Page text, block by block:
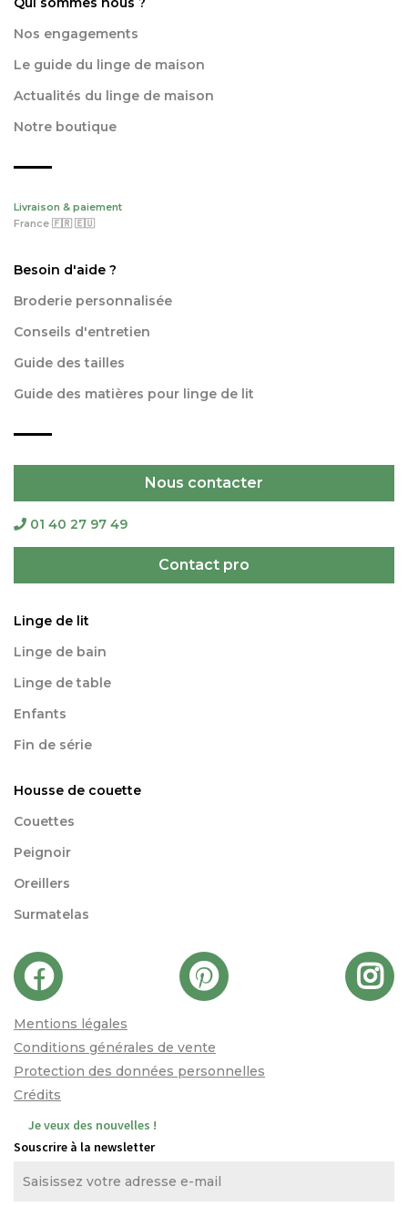
Nos engagements
Le guide du linge de maison
Actualités du linge de maison
Notre boutique
Livraison & paiement
France 🇫🇷 🇪🇺
Besoin d'aide ?
Broderie personnalisée
Conseils d'entretien
Guide des tailles
Guide des matières pour linge de lit
Nous contacter
01 40 27 97 49
Contact pro
Linge de lit
Linge de bain
Linge de table
Enfants
Fin de série
Housse de couette
Couettes
Peignoir
Oreillers
Surmatelas
Mentions légales
Conditions générales de vente
Protection des données personnelles
Crédits
Je veux des nouvelles !
Souscrire à la newsletter